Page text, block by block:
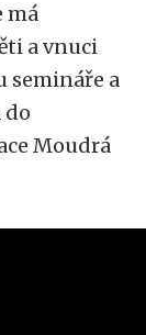
má
a vnuci
semináře a
do
Moudrá